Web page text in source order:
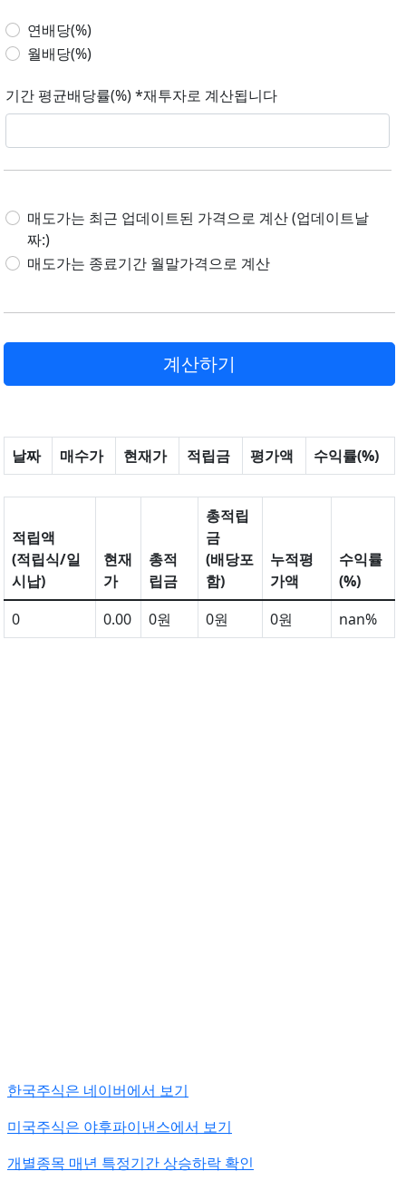
연배당(%)
월배당(%)
기간 평균배당률(%) *재투자로 계산됩니다
매도가는 최근 업데이트된 가격으로 계산 (업데이트날
짜:)
매도가는 종료기간 월말가격으로 계산
날짜 매수가 현재가 적립금 평가액 수익률(%)
적립액
(적립식/일
시납)
현재
가
총적
립금
총적립
금
(배당포
함)
누적평
가액
수익률
(%)
0
0.00 0원 0원 0원 nan%
한국주식은 네이버에서 보기
미국주식은 야후파이낸스에서 보기
개별종목 매년 특정기간 상승하락 확인